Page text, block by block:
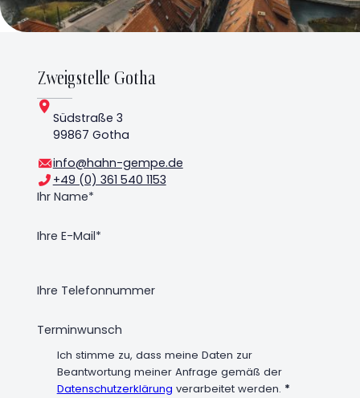
Zweigstelle Gotha
Südstraße 3
99867 Gotha
info@hahn-gempe.de
+49 (0) 361 540 1153
Ich stimme zu, dass meine Daten zur
Beantwortung meiner Anfrage gemäß der
Datenschutzerklärung verarbeitet werden. *